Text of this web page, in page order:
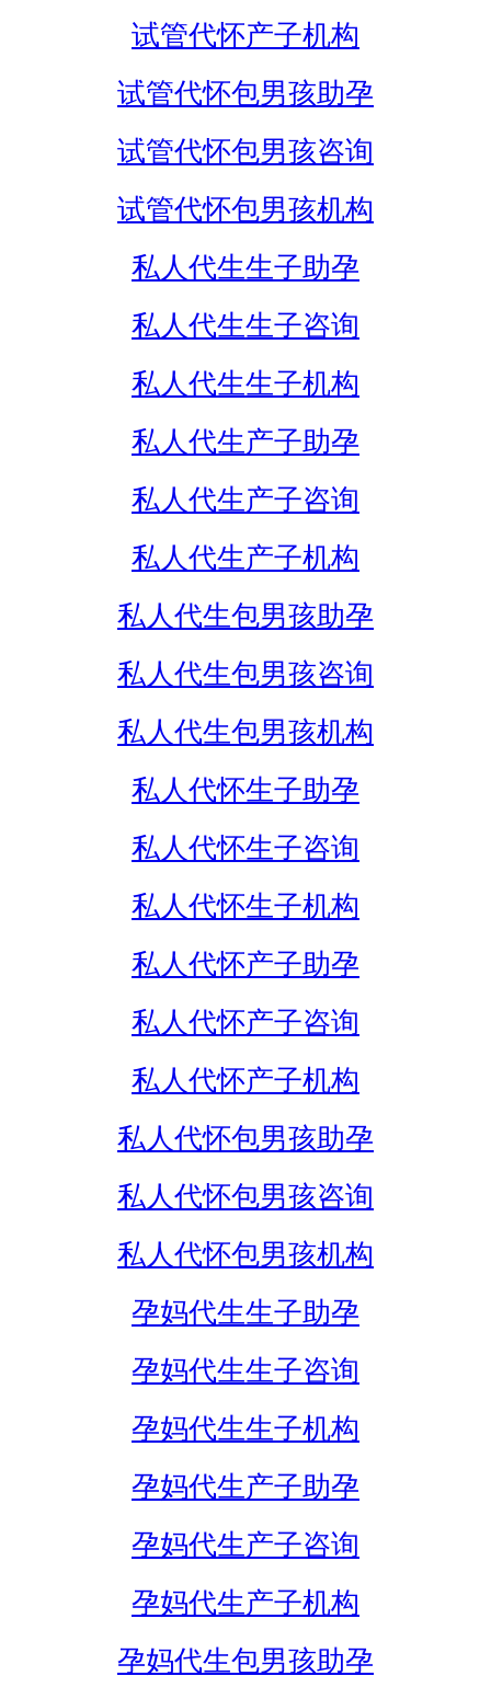
试管代怀产子机构
试管代怀包男孩助孕
试管代怀包男孩咨询
试管代怀包男孩机构
私人代生生子助孕
私人代生生子咨询
私人代生生子机构
私人代生产子助孕
私人代生产子咨询
私人代生产子机构
私人代生包男孩助孕
私人代生包男孩咨询
私人代生包男孩机构
私人代怀生子助孕
私人代怀生子咨询
私人代怀生子机构
私人代怀产子助孕
私人代怀产子咨询
私人代怀产子机构
私人代怀包男孩助孕
私人代怀包男孩咨询
私人代怀包男孩机构
孕妈代生生子助孕
孕妈代生生子咨询
孕妈代生生子机构
孕妈代生产子助孕
孕妈代生产子咨询
孕妈代生产子机构
孕妈代生包男孩助孕